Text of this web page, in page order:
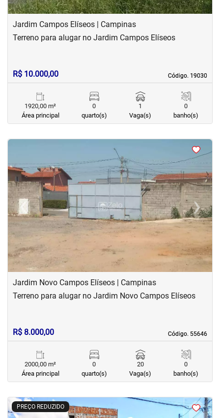
Jardim Campos Elíseos | Campinas
Código. 19030
Código. 19030
Terreno para alugar no Jardim Campos Elíseos
R$ 10.000,00
1920,00 m²
Área principal
0
quarto(s)
1
Vaga(s)
0
banho(s)
<
‹Previous ›Next
Jardim Novo Campos Elíseos | Campinas
Código. 55646
Código. 55646
Terreno para alugar no Jardim Novo Campos Elíseos
R$ 8.000,00
2000,00 m²
Área principal
0
quarto(s)
20
Vaga(s)
0
banho(s)
PREÇO REDUZIDO
<<